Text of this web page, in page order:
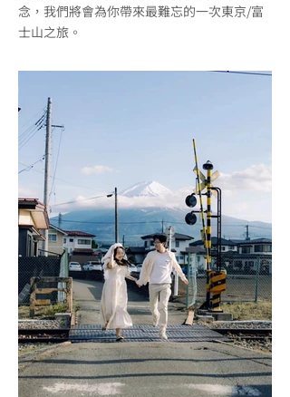
念，我們將會為你帶來最難忘的一次東京/富
士山之旅。